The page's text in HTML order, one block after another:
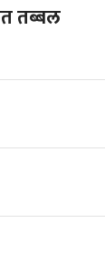
तब्बल